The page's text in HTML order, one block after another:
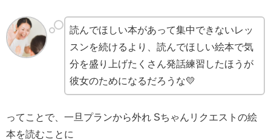
読んでほしい本があって集中できないレッ
スンを続けるより、読んでほしい絵本で気
分を盛り上げたくさん発話練習したほうが
彼女のためになるだろうな💛
ってことで、一旦プランから外れ Sちゃんリクエストの絵
本を読むことに